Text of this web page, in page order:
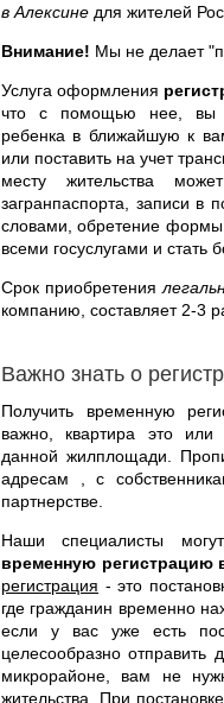
в Алексине для жителей
Внимание! Мы не делает
Услуга оформления
что с помощью нее, вы
ребенка в ближайшую к
или поставить на учет
месту жительства
загранпаспорта, записи в
словами, обретение формы
всеми госуслугами и
Срок приобретения
компанию, составляет 2-3
Важно знать о
Получить временную
важно, квартира это
данной жилплощади.
адресам , с
партнерстве.
Наши специалисты
временную регистрацию
регистрация - это
где гражданин временно
если у вас уже есть
целесообразно отправить
микрорайоне, вам не
жительства. При